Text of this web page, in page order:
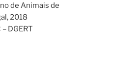
de Animais de
2018
DGERT